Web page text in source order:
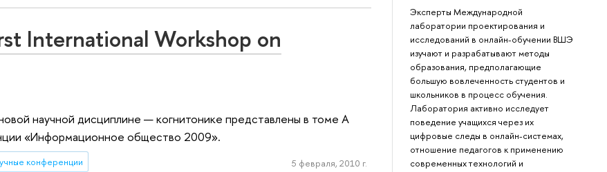
Эксперты Международной
лаборатории проектирования и
исследований в онлайн-обучении ВШЭ
изучают и разрабатывают методы
образования, предполагающие
большую вовлеченность студентов и
школьников в процесс обучения.
Лаборатория активно исследует
поведение учащихся через их
цифровые следы в онлайн-системах,
отношение педагогов к применению
современных технологий и
International Workshop on
научной дисциплине — когнитонике представлены в томе А
«Информационное общество 2009».
конференции 5 февраля, 2010 г.